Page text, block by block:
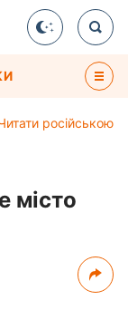
російською
місто